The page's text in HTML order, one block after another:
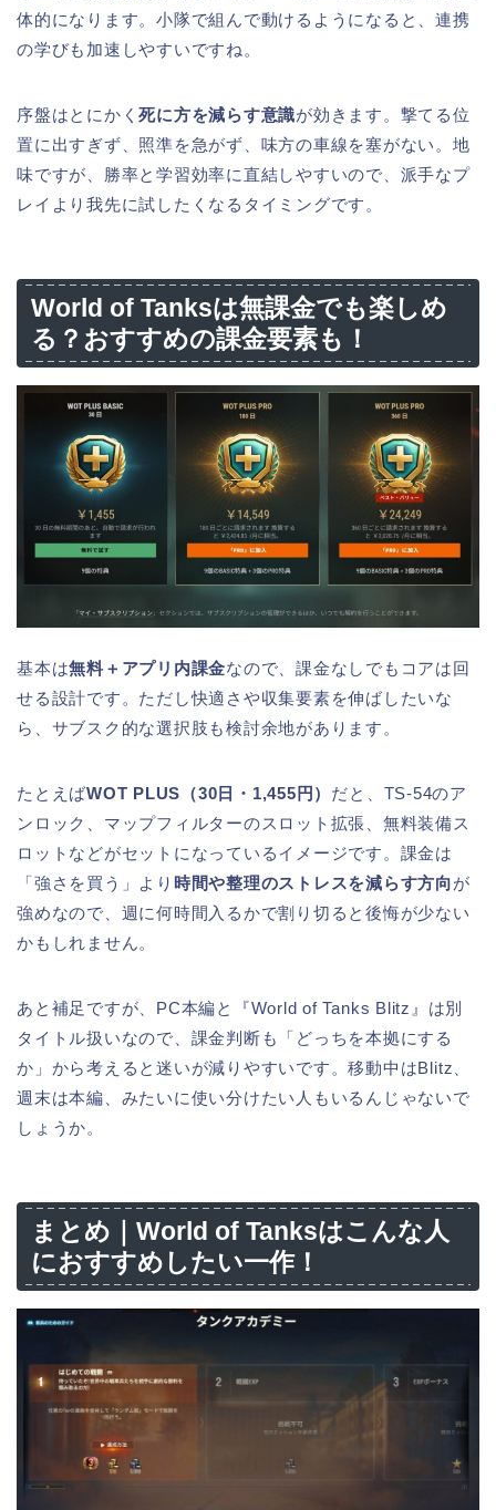
体的になります。小隊で組んで動けるようになると、連携
の学びも加速しやすいですね。
序盤はとにかく死に方を減らす意識が効きます。撃てる位
置に出すぎず、照準を急がず、味方の車線を塞がない。地
味ですが、勝率と学習効率に直結しやすいので、派手なプ
レイより我先に試したくなるタイミングです。
World of Tanksは無課金でも楽しめ
る？おすすめの課金要素も！
基本は無料＋アプリ内課金なので、課金なしでもコアは回
せる設計です。ただし快適さや収集要素を伸ばしたいな
ら、サブスク的な選択肢も検討余地があります。
たとえばWOT PLUS（30日・1,455円） だと、TS-54のア
ンロック、マップフィルターのスロット拡張、無料装備ス
ロットなどがセットになっているイメージです。課金は
「強さを買う」より 時間や整理のストレスを減らす方向が
強めなので、週に何時間入るかで割り切ると後悔が少ない
かもしれません。
あと補足ですが、PC本編と『World of Tanks Blitz』は別
タイトル扱いなので、課金判断も「どっちを本拠にする
か」から考えると迷いが減りやすいです。移動中はBlitz、
週末は本編、みたいに使い分けたい人もいるんじゃないで
しょうか。
まとめ｜World of Tanksはこんな人
におすすめしたい一作！